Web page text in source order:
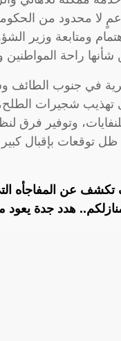
دعمٍ لا محدود من
ومتابعة وزير
راحة المواطنين
في جنوب الطائف
شجيرات
وتوفير فرق
ظل توقعات بإقبال
تكشف عن المفاجأه
هدد جدة يعود